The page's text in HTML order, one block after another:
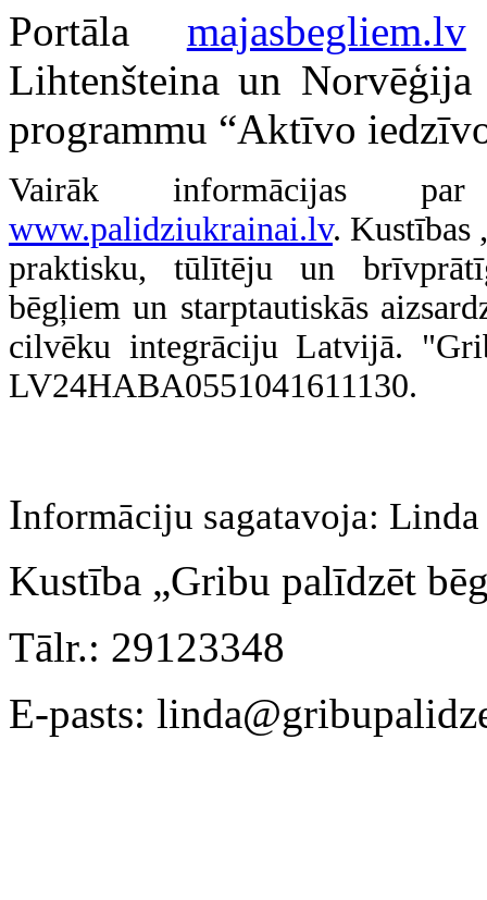
Portāla majasbegliem.lv
Lihtenšteina un
programmu “Aktīvo
Vairāk informācijas
www.palidziukrainai.lv. Kustības
praktisku, tūlītēju un
bēgļiem un starptautiskās
cilvēku integrāciju Latvijā.
LV24HABA0551041611130.
Informāciju sagatavoja: Linda
Kustība „Gribu palīdzēt
Tālr.: 29123348
E-pasts: